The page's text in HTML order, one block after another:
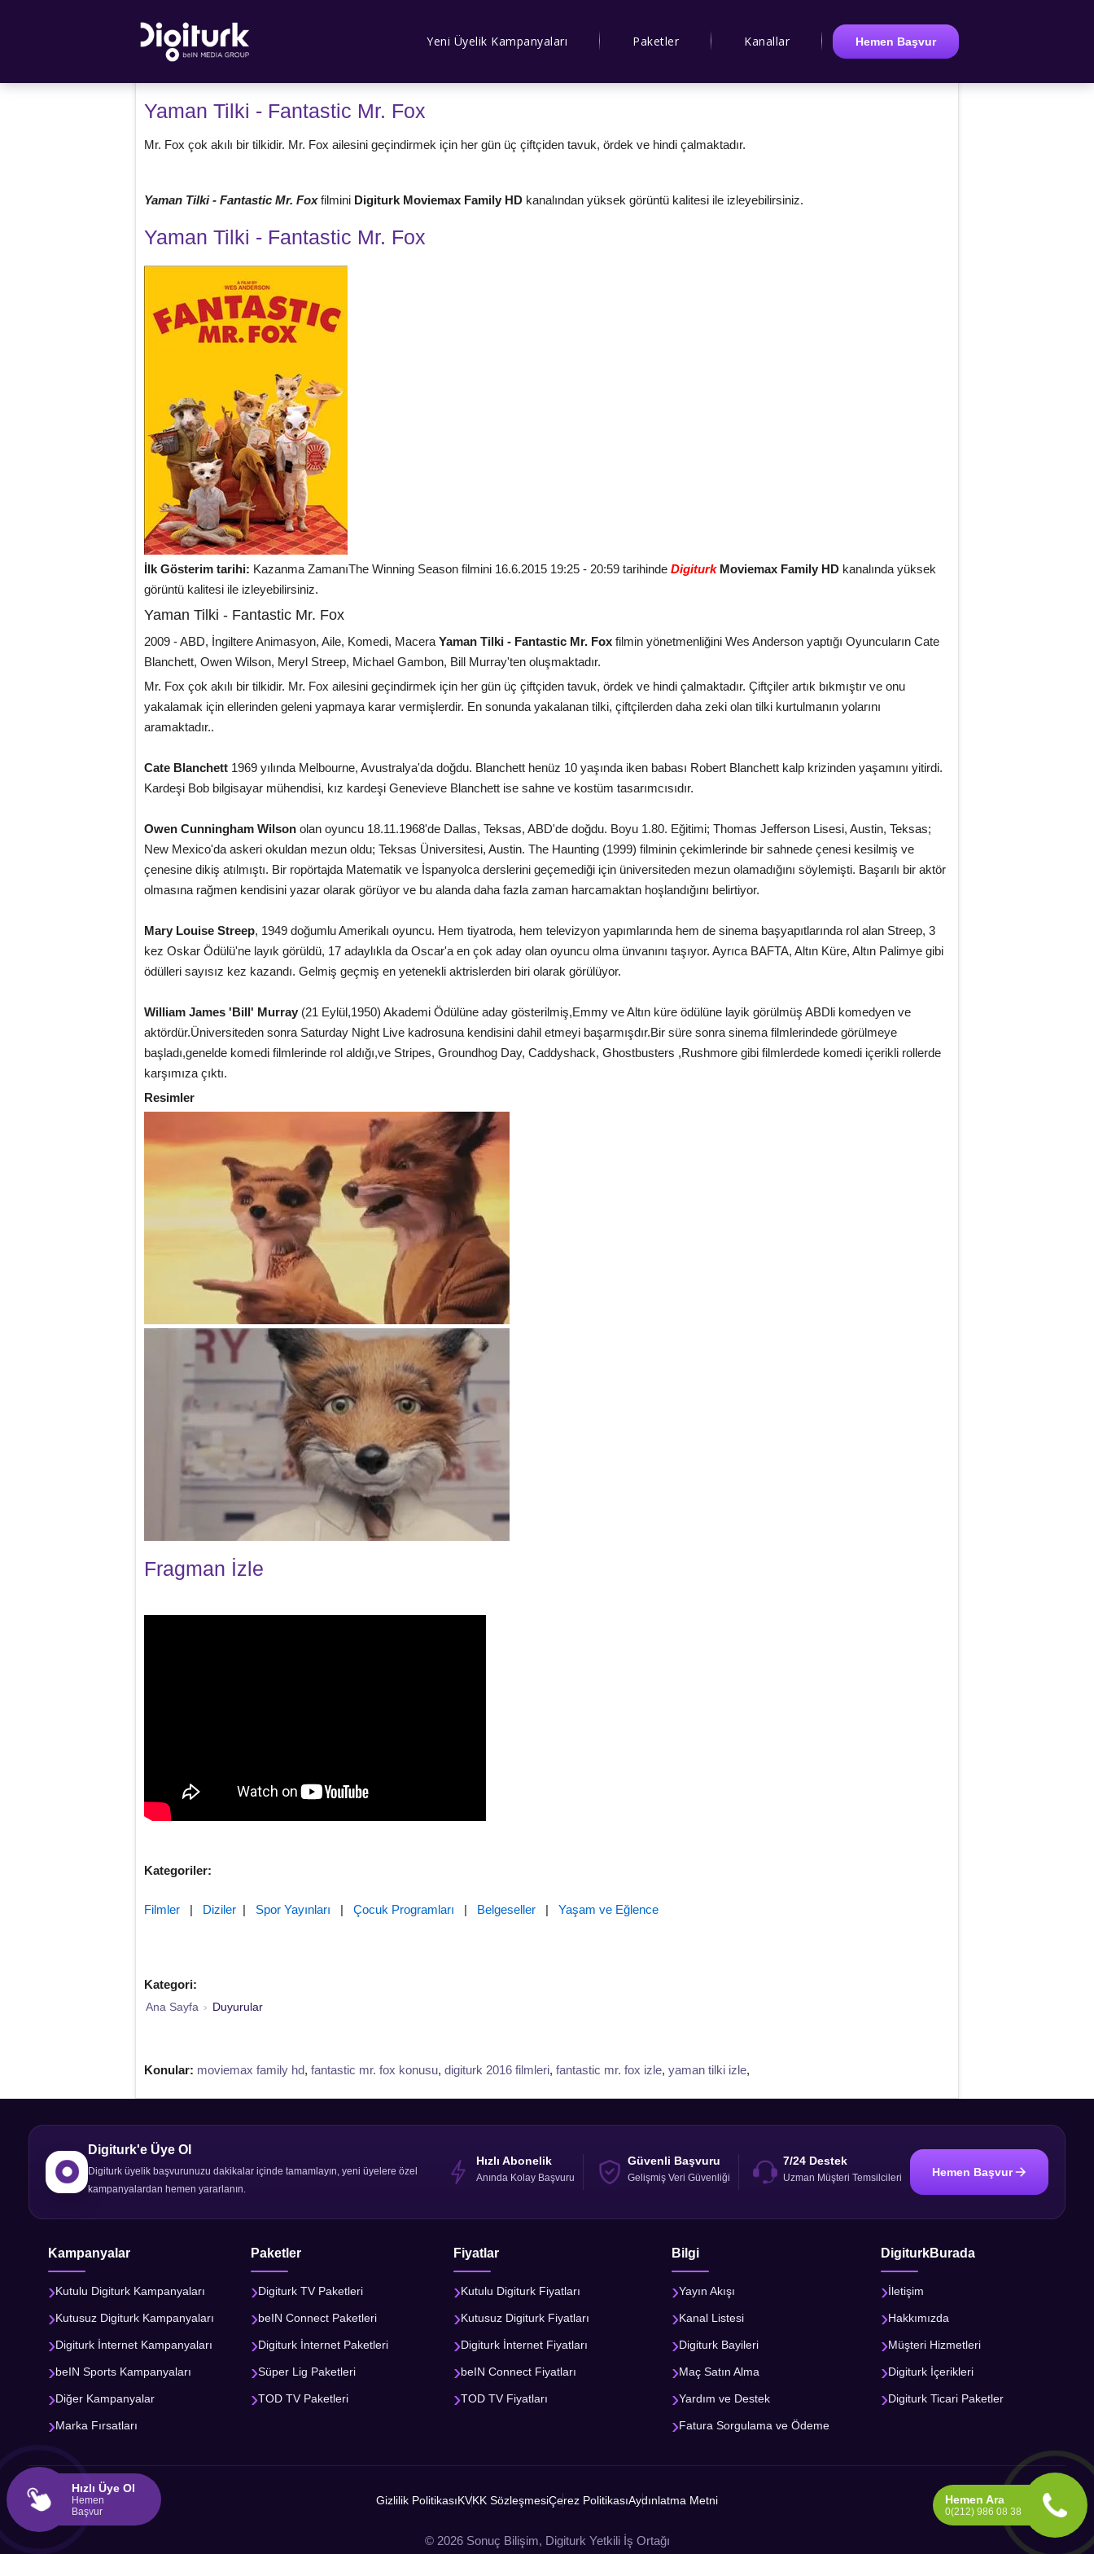
Yeni Üyelik Kampanyaları Paketler Kanallar Hemen Başvur
Yaman Tilki - Fantastic Mr. Fox
Mr. Fox çok akılı bir tilkidir. Mr. Fox ailesini geçindirmek için her gün üç çiftçiden tavuk, ördek ve hindi çalmaktadır.
Yaman Tilki - Fantastic Mr. Foxfilmini Digiturk Moviemax Family HD kanalından yüksek görüntü kalitesi ile izleyebilirsiniz.
Yaman Tilki - Fantastic Mr. Fox
İlk Gösterim tarihi: Kazanma ZamanıThe Winning Season filmini 16.6.2015 19:25 - 20:59 tarihinde Digiturk Moviemax Family HD kanalında yüksek
görüntü kalitesi ile izleyebilirsiniz.
Yaman Tilki - Fantastic Mr. Fox
2009 - ABD, İngiltere Animasyon, Aile, Komedi, Macera Yaman Tilki - Fantastic Mr. Fox filmin yönetmenliğini Wes Anderson yaptığı Oyuncuların Cate
Blanchett, Owen Wilson, Meryl Streep, Michael Gambon, Bill Murray'ten oluşmaktadır.
Mr. Fox çok akılı bir tilkidir. Mr. Fox ailesini geçindirmek için her gün üç çiftçiden tavuk, ördek ve hindi çalmaktadır. Çiftçiler artık bıkmıştır ve onu
yakalamak için ellerinden geleni yapmaya karar vermişlerdir. En sonunda yakalanan tilki, çiftçilerden daha zeki olan tilki kurtulmanın yolarını
aramaktadır..
Cate Blanchett 1969 yılında Melbourne, Avustralya'da doğdu. Blanchett henüz 10 yaşında iken babası Robert Blanchett kalp krizinden yaşamını yitirdi.
Kardeşi Bob bilgisayar mühendisi, kız kardeşi Genevieve Blanchett ise sahne ve kostüm tasarımcısıdır.
Owen Cunningham Wilson olan oyuncu 18.11.1968'de Dallas, Teksas, ABD'de doğdu. Boyu 1.80. Eğitimi; Thomas Jefferson Lisesi, Austin, Teksas;
New Mexico'da askeri okuldan mezun oldu; Teksas Üniversitesi, Austin. The Haunting (1999) filminin çekimlerinde bir sahnede çenesi kesilmiş ve
çenesine dikiş atılmıştı. Bir ropörtajda Matematik ve İspanyolca derslerini geçemediği için üniversiteden mezun olamadığını söylemişti. Başarılı bir aktör
olmasına rağmen kendisini yazar olarak görüyor ve bu alanda daha fazla zaman harcamaktan hoşlandığını belirtiyor.
Mary Louise Streep, 1949 doğumlu Amerikalı oyuncu. Hem tiyatroda, hem televizyon yapımlarında hem de sinema başyapıtlarında rol alan Streep, 3
kez Oskar Ödülü'ne layık görüldü, 17 adaylıkla da Oscar'a en çok aday olan oyuncu olma ünvanını taşıyor. Ayrıca BAFTA, Altın Küre, Altın Palimye gibi
ödülleri sayısız kez kazandı. Gelmiş geçmiş en yetenekli aktrislerden biri olarak görülüyor.
William James 'Bill' Murray (21 Eylül,1950) Akademi Ödülüne aday gösterilmiş,Emmy ve Altın küre ödülüne layik görülmüş ABDli komedyen ve
aktördür.Üniversiteden sonra Saturday Night Live kadrosuna kendisini dahil etmeyi başarmışdır.Bir süre sonra sinema filmlerindede görülmeye
başladı,genelde komedi filmlerinde rol aldığı,ve Stripes, Groundhog Day, Caddyshack, Ghostbusters ,Rushmore gibi filmlerdede komedi içerikli rollerde
karşımıza çıktı.
Resimler
Fragman İzle
Kategoriler:
Filmler | Diziler | Spor Yayınları | Çocuk Programları | Belgeseller | Yaşam ve Eğlence
Kategori:
Ana Sayfa › Duyurular
Konular: moviemax family hd, fantastic mr. fox konusu, digiturk 2016 filmleri, fantastic mr. fox izle, yaman tilki izle,
Digiturk'e Üye Ol
Digiturk üyelik başvurunuzu dakikalar içinde tamamlayın, yeni üyelere özel
kampanyalardan hemen yararlanın.
Hızlı Abonelik
Anında Kolay Başvuru
Güvenli Başvuru
Gelişmiş Veri Güvenliği
7/24 Destek
Uzman Müşteri Temsilcileri Hemen Başvur
Kampanyalar
Kutulu Digiturk Kampanyaları
Kutusuz Digiturk Kampanyaları
Digiturk İnternet Kampanyaları
beIN Sports Kampanyaları
Diğer Kampanyalar
Marka Fırsatları
Paketler
Digiturk TV Paketleri
beIN Connect Paketleri
Digiturk İnternet Paketleri
Süper Lig Paketleri
TOD TV Paketleri
Fiyatlar
Kutulu Digiturk Fiyatları
Kutusuz Digiturk Fiyatları
Digiturk İnternet Fiyatları
beIN Connect Fiyatları
TOD TV Fiyatları
Bilgi
Yayın Akışı
Kanal Listesi
Digiturk Bayileri
Maç Satın Alma
Yardım ve Destek
Fatura Sorgulama ve Ödeme
DigiturkBurada
İletişim
Hakkımızda
Müşteri Hizmetleri
Digiturk İçerikleri
Digiturk Ticari Paketler
Gizlilik PolitikasıKVKK SözleşmesiÇerez PolitikasıAydınlatma Metni
© 2026 Sonuç Bilişim, Digiturk Yetkili İş Ortağı
Hızlı Üye Ol
Hemen
Başvur
Hemen Ara
0(212) 986 08 38